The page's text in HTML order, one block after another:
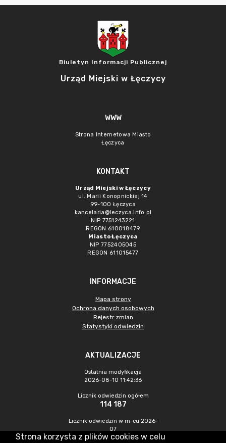
Biuletyn Informacji Publicznej
Urząd Miejski w Łęczycy
WWW
Strona Internetowa Miasto
Łęczyca
KONTAKT
Urząd Miejski w Łęczycy
ul. Marii Konopnickiej 14
99-100 Łęczyca
kancelaria@leczyca.info.pl
NIP 7751243221
REGON 610018479
Miasto Łęczyca
NIP 7752405045
REGON 611015477
INFORMACJE
Mapa strony
Ochrona danych osobowych
Rejestr zmian
Statystyki odwiedzin
AKTUALIZACJE
Ostatnia modyfikacja
2026-08-10 11:42:36
Licznik odwiedzin ogółem
114 187
Licznik odwiedzin w m-cu 2026-
07
706
Strona korzysta z plików cookies w celu